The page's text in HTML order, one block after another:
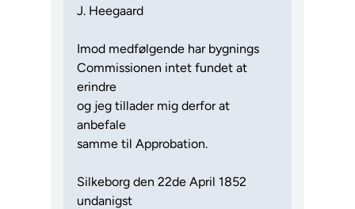
J. Heegaard
Imod medfølgende har bygnings
Commissionen intet fundet at
erindre
og jeg tillader mig derfor at
anbefale
samme til Approbation.
Silkeborg den 22de April 1852
undanigst